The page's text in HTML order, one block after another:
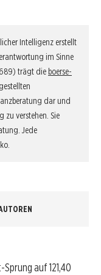
Intelligenz erstellt
im Sinne
trägt die boerse-
dar und
zu verstehen. Sie
Jede
auf 121,40